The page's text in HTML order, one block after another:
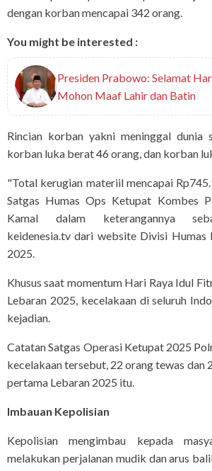
dengan korban mencapai 342 orang.
You might be interested :
Presiden Prabowo: Selamat
Mohon Maaf Lahir dan Batin
Rincian korban yakni meninggal dunia
korban luka berat 46 orang, dan korban
"Total kerugian materiil mencapai
Satgas Humas Ops Ketupat Kombes
Kamal dalam keterangannya
keidenesia.tv dari website Divisi Humas
2025.
Khusus saat momentum Hari Raya Idul
Lebaran 2025, kecelakaan di seluruh
kejadian.
Catatan Satgas Operasi Ketupat 2025
kecelakaan tersebut, 22 orang tewas dan
pertama Lebaran 2025 itu.
Imbauan Kepolisian
Kepolisian mengimbau kepada
melakukan perjalanan mudik dan arus